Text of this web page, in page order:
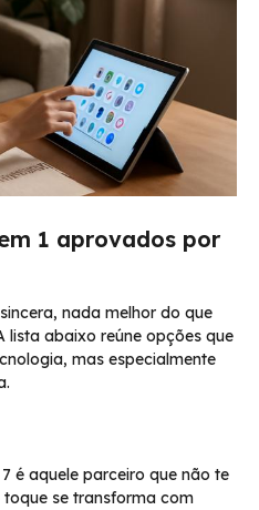
1 aprovados por
nada melhor do que
lista abaixo reúne opções que
mas especialmente
é aquele parceiro que não te
se transforma com